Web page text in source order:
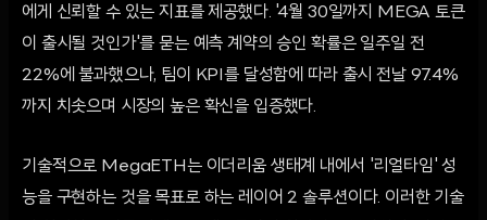
에게 신뢰할 수 있는 지표를 제공했다. '4월 30일까지 MEGA 토큰
이 출시될 것인가'를 묻는 예측 계약의 승인 확률은 일주일 전
22%에 불과했으나, 팀이 KPI를 달성함에 따라 출시 전날 97.4%
까지 치솟으며 시장의 높은 확신을 입증했다.
기술적으로 MegaETH는 이더리움 생태계 내에서 '리얼타임' 성
능을 구현하는 것을 목표로 하는 레이어 2 솔루션이다. 이러한 기술